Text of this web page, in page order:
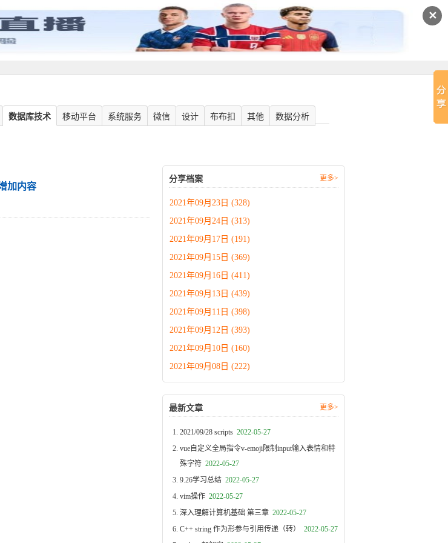
✕
数据库技术 移动平台 系统服务 微信 设计 布布扣 其他 数据分析
加内容
分享档案 更多>
2021年09月23日 (328)
2021年09月24日 (313)
2021年09月17日 (191)
2021年09月15日 (369)
2021年09月16日 (411)
2021年09月13日 (439)
2021年09月11日 (398)
2021年09月12日 (393)
2021年09月10日 (160)
2021年09月08日 (222)
最新文章 更多>
2021/09/28 scripts 2022-05-27
vue自定义全局指令v-emoji限制input输入表情和特
殊字符 2022-05-27
9.26学习总结 2022-05-27
vim操作 2022-05-27
深入理解计算机基础 第三章 2022-05-27
C++ string 作为形参与引用传递（转） 2022-05-27